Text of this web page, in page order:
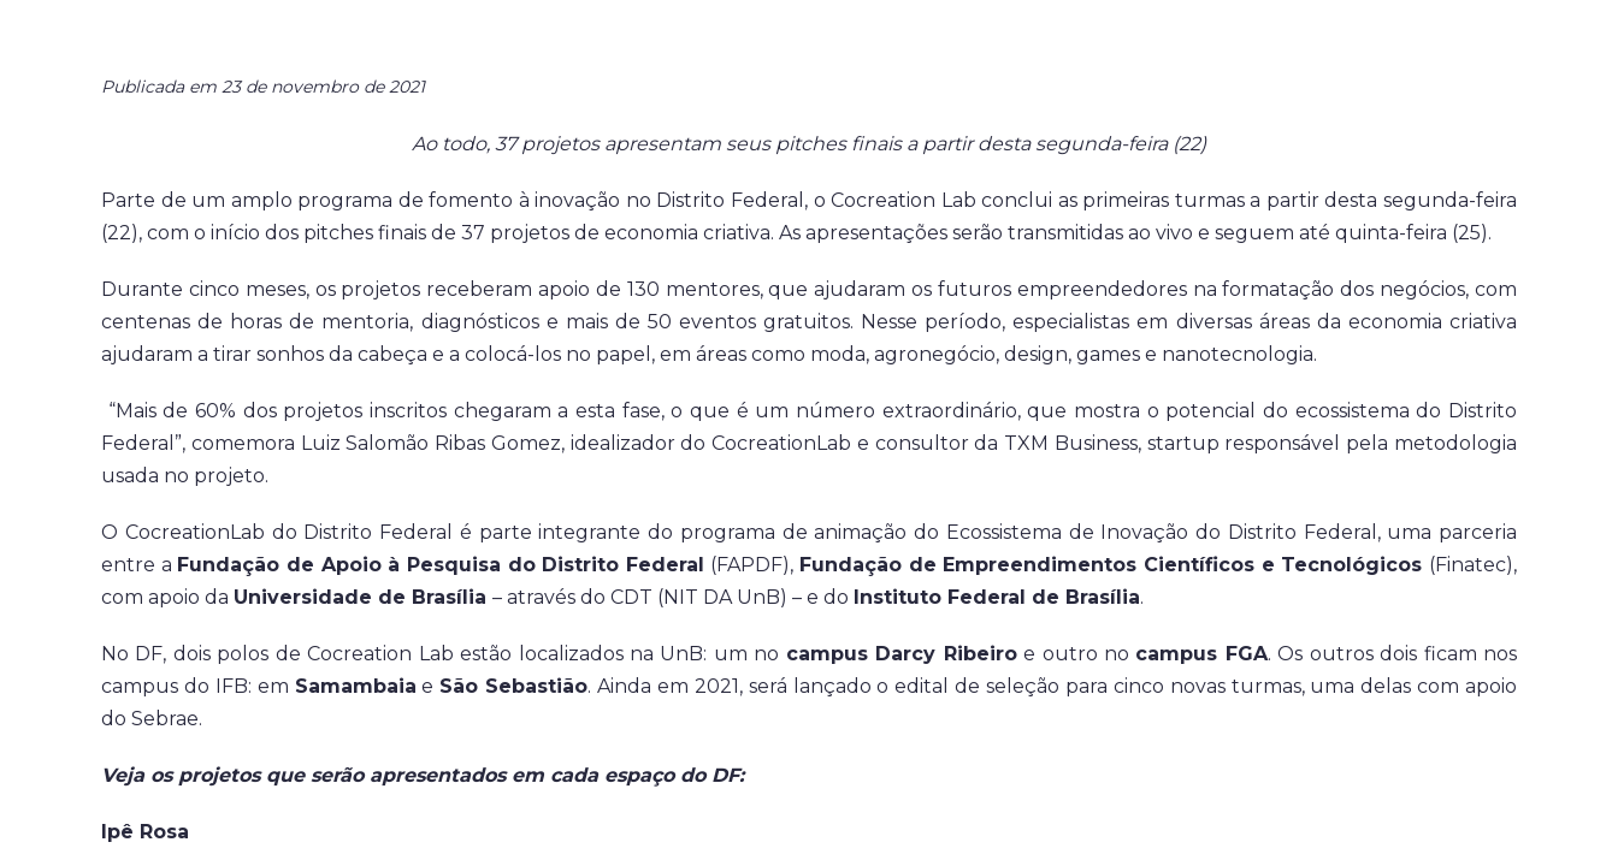
Publicada em 23 de novembro de 2021
Ao todo, 37 projetos apresentam seus pitches finais a partir desta segunda-feira (22)
Parte de um amplo programa de fomento à inovação no Distrito Federal, o Cocreation Lab conclui as primeiras turmas a partir desta segunda-feira
(22), com o início dos pitches finais de 37 projetos de economia criativa. As apresentações serão transmitidas ao vivo e seguem até quinta-feira (25).
Durante cinco meses, os projetos receberam apoio de 130 mentores, que ajudaram os futuros empreendedores na formatação dos negócios, com
centenas de horas de mentoria, diagnósticos e mais de 50 eventos gratuitos. Nesse período, especialistas em diversas áreas da economia criativa
ajudaram a tirar sonhos da cabeça e a colocá-los no papel, em áreas como moda, agronegócio, design, games e nanotecnologia.
“Mais de 60% dos projetos inscritos chegaram a esta fase, o que é um número extraordinário, que mostra o potencial do ecossistema do Distrito
Federal”, comemora Luiz Salomão Ribas Gomez, idealizador do CocreationLab e consultor da TXM Business, startup responsável pela metodologia
usada no projeto.
O CocreationLab do Distrito Federal é parte integrante do programa de animação do Ecossistema de Inovação do Distrito Federal, uma parceria
entre a Fundação de Apoio à Pesquisa do Distrito Federal (FAPDF), Fundação de Empreendimentos Científicos e Tecnológicos (Finatec),
com apoio da Universidade de Brasília – através do CDT (NIT DA UnB) – e do Instituto Federal de Brasília.
No DF, dois polos de Cocreation Lab estão localizados na UnB: um no campus Darcy Ribeiroe outro no campus FGA. Os outros dois ficam nos
campus do IFB: em Samambaia e São Sebastião. Ainda em 2021, será lançado o edital de seleção para cinco novas turmas, uma delas com apoio
do Sebrae.
Veja os projetos que serão apresentados em cada espaço do DF:
Ipê Rosa